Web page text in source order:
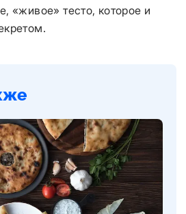
«живое» тесто, которое и